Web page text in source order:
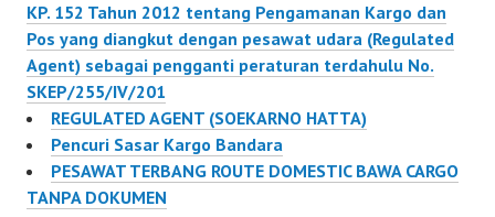
KP. 152 Tahun 2012 tentang Pengamanan Kargo dan
Pos yang diangkut dengan pesawat udara (Regulated
Agent) sebagai pengganti peraturan terdahulu No.
SKEP/255/IV/201
REGULATED AGENT (SOEKARNO HATTA)
Pencuri Sasar Kargo Bandara
PESAWAT TERBANG ROUTE DOMESTIC BAWA CARGO
TANPA DOKUMEN